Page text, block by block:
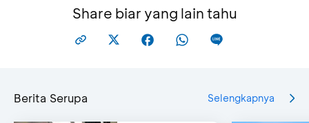
Share biar yang lain tahu
Berita Serupa Selengkapnya